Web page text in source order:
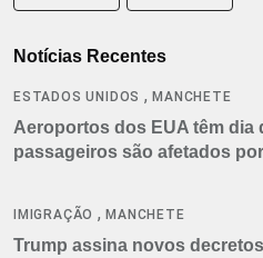
Notícias Recentes
ESTADOS UNIDOS ,MANCHETE
Aeroportos dos EUA têm dia
passageiros são afetados
IMIGRAÇÃO ,MANCHETE
Trump assina novos